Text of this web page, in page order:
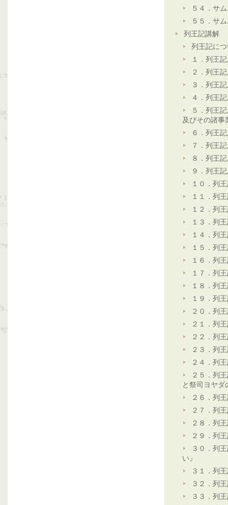
５４．サ
５５．サ
列王記講解
列王記に
１．列王
２．列王
３．列王
４．列王
５．列王
及びその諸事
６．列王
７．列王
８．列王
９．列王
１０．列
１１．列
１２．列
１３．列
１４．列
１５．列
１６．列
１７．列
１８．列
１９．列
２０．列
２１．列
２２．列
２３．列
２４．列
２５．列
と祭司ヨヤダ
２６．列
２７．列
２８．列
２９．列
３０．列
い』
３１．列
３２．列
３３．列